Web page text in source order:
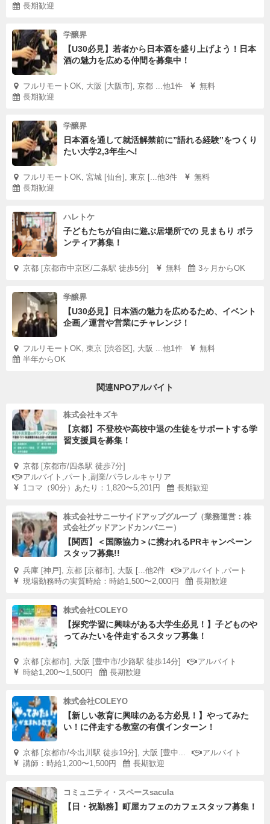
長期歓迎
学醸界
【U30必見】若者から日本酒を盛り上げよう！日本
酒の魅力を広める仲間を募集中！
フルリモートOK, 大阪 [大阪市], 京都 ...他1件
無料
長期歓迎
学醸界
日本酒を通して就活解禁前に”語れる経験”をつくり
たい大学2,3年生へ!
フルリモートOK, 宮城 [仙台], 東京 [...他3件
無料
長期歓迎
ハレトケ
子どもたちが自由に遊ぶ居場所での 見まもり ボラ
ンティア募集！
京都 [京都市中京区/二条駅 徒歩5分] 無料 3ヶ月からOK
学醸界
【U30必見】日本酒の魅力を広めるため、イベント
企画／運営や営業にチャレンジ！
フルリモートOK, 東京 [渋谷区], 大阪 ...他1件
無料
半年からOK
関連NPOアルバイト
株式会社キズキ
【京都】不登校や高校中退の生徒をサポートする学
習支援員を募集！
京都 [京都市/四条駅 徒歩7分]
アルバイト,パート,副業/パラレルキャリア
1コマ（90分）あたり：1,820〜5,201円
長期歓迎
株式会社サニーサイドアップグループ（業務運営：株
式会社グッドアンドカンパニー）
【関西】＜国際協力＞に携われるPRキャンペーン
スタッフ募集!!
兵庫 [神戸], 京都 [京都市], 大阪 [...他2件
アルバイト,パート
現場勤務時の実質時給：時給1,500〜2,000円
長期歓迎
株式会社COLEYO
【探究学習に興味がある大学生必見！】子どものや
ってみたいを伴走するスタッフ募集！
京都 [京都市], 大阪 [豊中市/少路駅 徒歩14分]
アルバイト
時給1,200〜1,500円
長期歓迎
株式会社COLEYO
【新しい教育に興味のある方必見！】やってみた
い！に伴走する教室の有償インターン！
京都 [京都市/今出川駅 徒歩19分], 大阪 [豊中...
アルバイト
講師：時給1,200〜1,500円
長期歓迎
コミュニティ・スペースsacula
【日・祝勤務】町屋カフェのカフェスタッフ募集！